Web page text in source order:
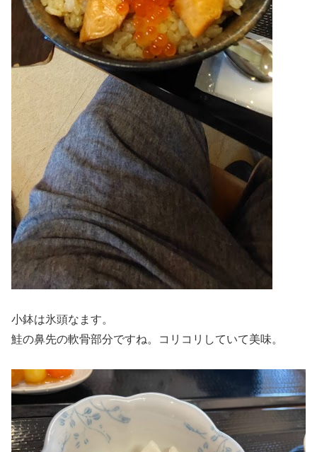
小鉢は氷頭なます。
鮭の鼻先の軟骨部分ですね。コリコリしていて美味。